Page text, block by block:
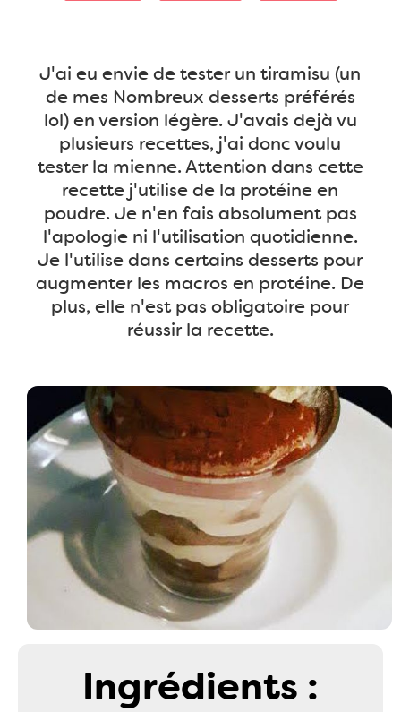
J'ai eu envie de tester un tiramisu (un
de mes Nombreux desserts préférés
lol) en version légère. J'avais dejà vu
plusieurs recettes, j'ai donc voulu
tester la mienne. Attention dans cette
recette j'utilise de la protéine en
poudre. Je n'en fais absolument pas
l'apologie ni l'utilisation quotidienne.
Je l'utilise dans certains desserts pour
augmenter les macros en protéine. De
plus, elle n'est pas obligatoire pour
réussir la recette.
Ingrédients :